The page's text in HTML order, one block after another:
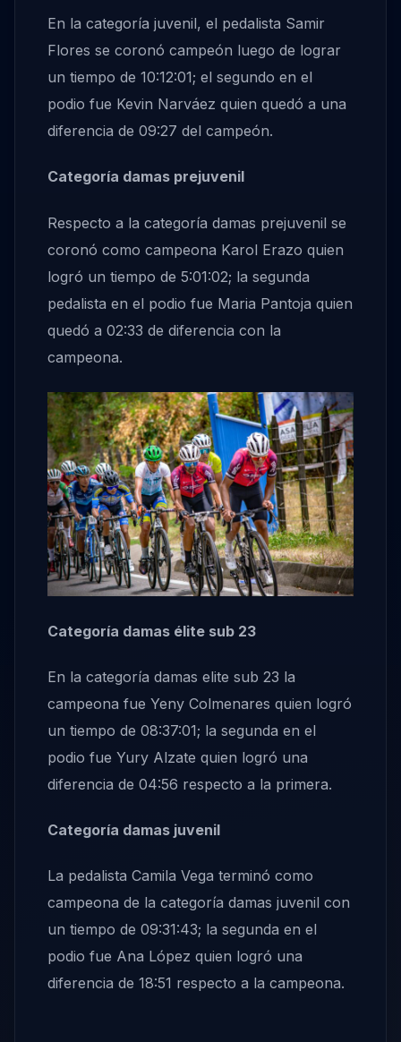
En la categoría juvenil, el pedalista Samir
Flores se coronó campeón luego de lograr
un tiempo de 10:12:01; el segundo en el
podio fue Kevin Narváez quien quedó a una
diferencia de 09:27 del campeón.
Categoría damas prejuvenil
Respecto a la categoría damas prejuvenil se
coronó como campeona Karol Erazo quien
logró un tiempo de 5:01:02; la segunda
pedalista en el podio fue Maria Pantoja quien
quedó a 02:33 de diferencia con la
campeona.
Categoría damas élite sub 23
En la categoría damas elite sub 23 la
campeona fue Yeny Colmenares quien logró
un tiempo de 08:37:01; la segunda en el
podio fue Yury Alzate quien logró una
diferencia de 04:56 respecto a la primera.
Categoría damas juvenil
La pedalista Camila Vega terminó como
campeona de la categoría damas juvenil con
un tiempo de 09:31:43; la segunda en el
podio fue Ana López quien logró una
diferencia de 18:51 respecto a la campeona.